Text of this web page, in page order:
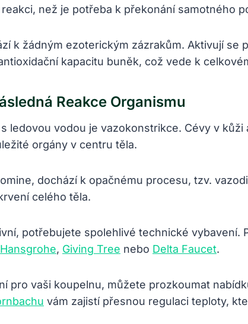
než je potřeba k překonání samotného
k žádným ezoterickým zázrakům. Aktivují
kapacitu buněk, což vede k
Reakce Organismu
ledovou vodou je vazokonstrikce. Cévy v
orgány v centru těla.
dochází k opačnému procesu, tzv.
celého těla.
potřebujete spolehlivé technické
Hansgrohe, Giving Tree nebo Delta Faucet.
pro vaši koupelnu, můžete prozkoumat
vám zajistí přesnou regulaci teploty,